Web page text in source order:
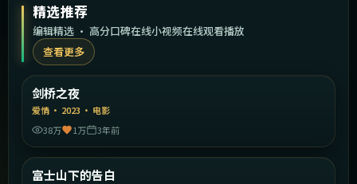
精选推荐
编辑精选 · 高分口碑在线小视频在线观看播放
查看更多
精选
剑桥之夜
爱情 · 2023 · 电影
38万
1万 3年前
精选
富士山下的告白